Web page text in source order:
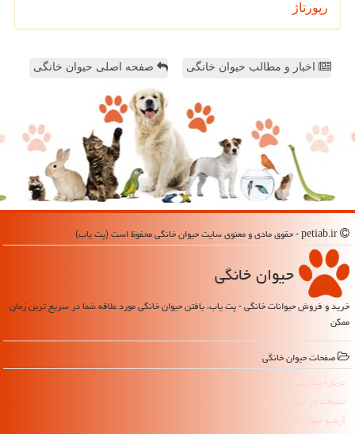
رپورتاژ
اخبار و مطالب حیوان خانگی صفحه اصلی حیوان خانگی
حیوان خانگی
خرید و فروش حیوانات خانگی - پت یاب، یافتن حیوان خانگی مورد علاقه شما در سریع ترین زمان
ممکن
صفحات حیوان خانگی
درباره پت یاب
تبلیغات در حیوان خانگی
آرشیو حیوان خانگی